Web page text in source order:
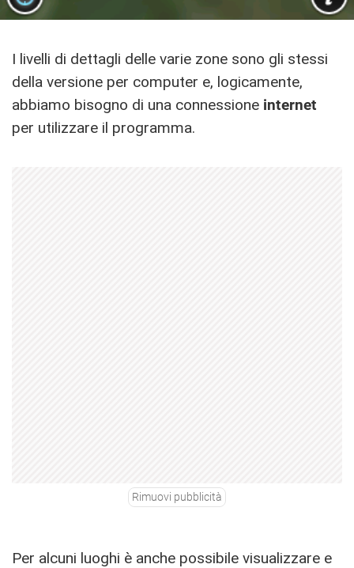
I livelli di dettagli delle varie zone sono gli stessi
della versione per computer e, logicamente,
abbiamo bisogno di una connessione internet
per utilizzare il programma.
Rimuovi pubblicità
Per alcuni luoghi è anche possibile visualizzare e